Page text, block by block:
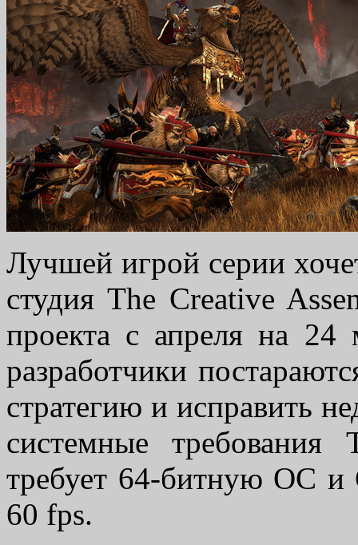
Лучшей игрой серии
студия The Creative
проекта с апреля на 24
разработчики
стратегию и исправить
системные
требует 64-битную ОС и
60 fps.